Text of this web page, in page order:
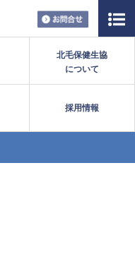
お問い合
北毛保健生協
について
採用情報